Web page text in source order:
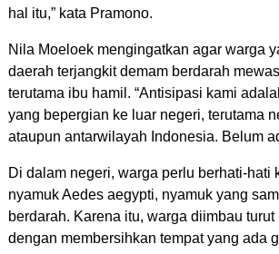
hal itu,” kata Pramono.
Nila Moeloek mengingatkan agar warga
daerah terjangkit demam berdarah
terutama ibu hamil. “Antisipasi kami
yang bepergian ke luar negeri, terutama
ataupun antarwilayah Indonesia. Belum
Di dalam negeri, warga perlu berhati-
nyamuk Aedes aegypti, nyamuk yang
berdarah. Karena itu, warga diimbau
dengan membersihkan tempat yang ada